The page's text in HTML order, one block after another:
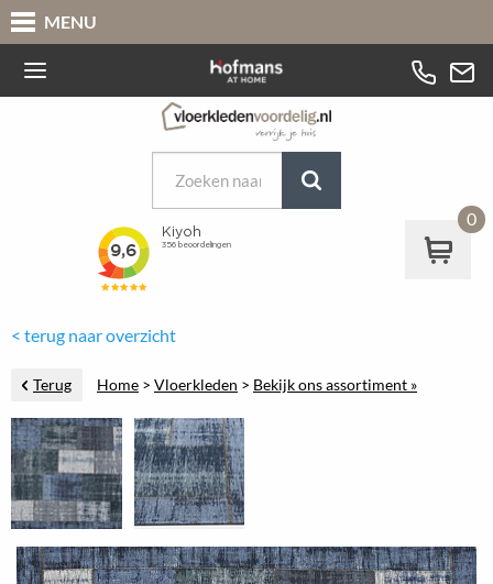
MENU
0
< terug naar overzicht
Terug Home > Vloerkleden > Bekijk ons assortiment »